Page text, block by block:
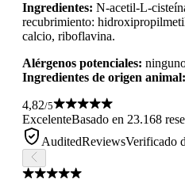
Ingredientes: N-acetil-L-
recubrimiento:
calcio, riboflavina.
Alérgenos potenciales:
Ingredientes de origen animal:
4,82/5
ExcelenteBasado en 23.168
AuditedReviewsVerificado